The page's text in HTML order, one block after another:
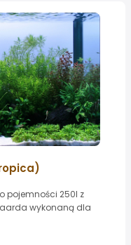
pojemności 250l z
wykonaną dla